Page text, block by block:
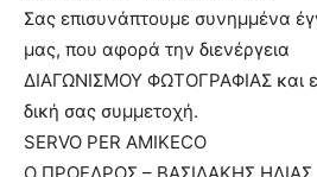
Σας επισυνάπτουμε συνημμένα
μας, που αφορά την διενέργεια
ΔΙΑΓΩΝΙΣΜΟΥ ΦΩΤΟΓΡΑΦΙΑΣ και
δική σας συμμετοχή.
SERVO PER AMIKECO